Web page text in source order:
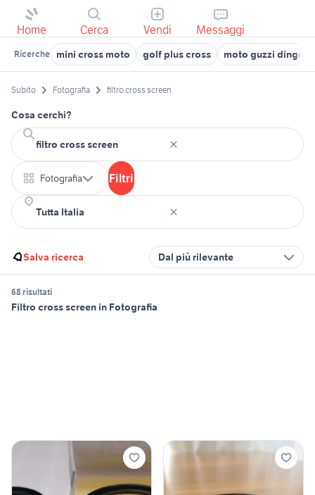
Home Cerca Vendi Messaggi
Ricerche mini cross moto golf plus cross moto guzzi dingo
Subito Fotografia filtro cross screen
Cosa cerchi?
Fotografia Filtri
Salva ricerca Dal più rilevante
68 risultati
Filtro cross screen in Fotografia